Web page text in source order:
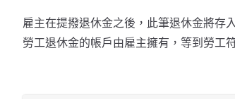
雇主在提撥退休金之後，此筆退休金將存
勞工退休金的帳戶由雇主擁有，等到勞工